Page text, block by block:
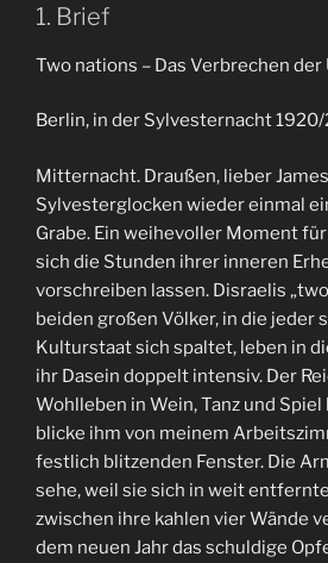
1. Brief
Two nations – Das Verbrechen
Berlin, in der Sylvesternacht 1920/
Mitternacht. Draußen, lieber
Sylvesterglocken wieder einmal
Grabe. Ein weihevoller Moment
sich die Stunden ihrer inneren
vorschreiben lassen. Disraelis
beiden großen Völker, in die jeder
Kulturstaat sich spaltet, leben in
ihr Dasein doppelt intensiv. Der
Wohlleben in Wein, Tanz und Spiel
blicke ihm von meinem
festlich blitzenden Fenster. Die
sehe, weil sie sich in weit
zwischen ihre kahlen vier Wände
dem neuen Jahr das schuldige